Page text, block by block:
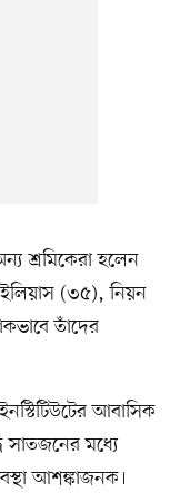
শ্রমিকেরা হলেন
(৩৫), নিয়ন
তাঁদের
ইনস্টিটিউটের আবাসিক
মধ্যে
আশঙ্কাজনক।